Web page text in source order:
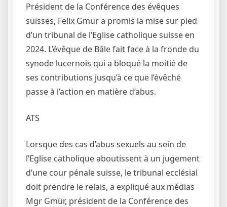
Président de la Conférence des évêques
suisses, Felix Gmür a promis la mise sur pied
d’un tribunal de l’Eglise catholique suisse en
2024. L’évêque de Bâle fait face à la fronde du
synode lucernois qui a bloqué la moitié de
ses contributions jusqu’à ce que l’évêché
passe à l’action en matière d’abus.
ATS
Lorsque des cas d’abus sexuels au sein de
l’Eglise catholique aboutissent à un jugement
d’une cour pénale suisse, le tribunal ecclésial
doit prendre le relais, a expliqué aux médias
Mgr Gmür, président de la Conférence des